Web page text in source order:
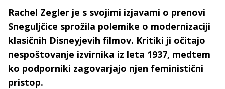
Rachel Zegler je s svojimi izjavami o prenovi
Sneguljčice sprožila polemike o modernizaciji
klasičnih Disneyjevih filmov. Kritiki ji očitajo
nespoštovanje izvirnika iz leta 1937, medtem
ko podporniki zagovarjajo njen feministični
pristop.